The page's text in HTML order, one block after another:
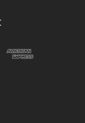
くした話